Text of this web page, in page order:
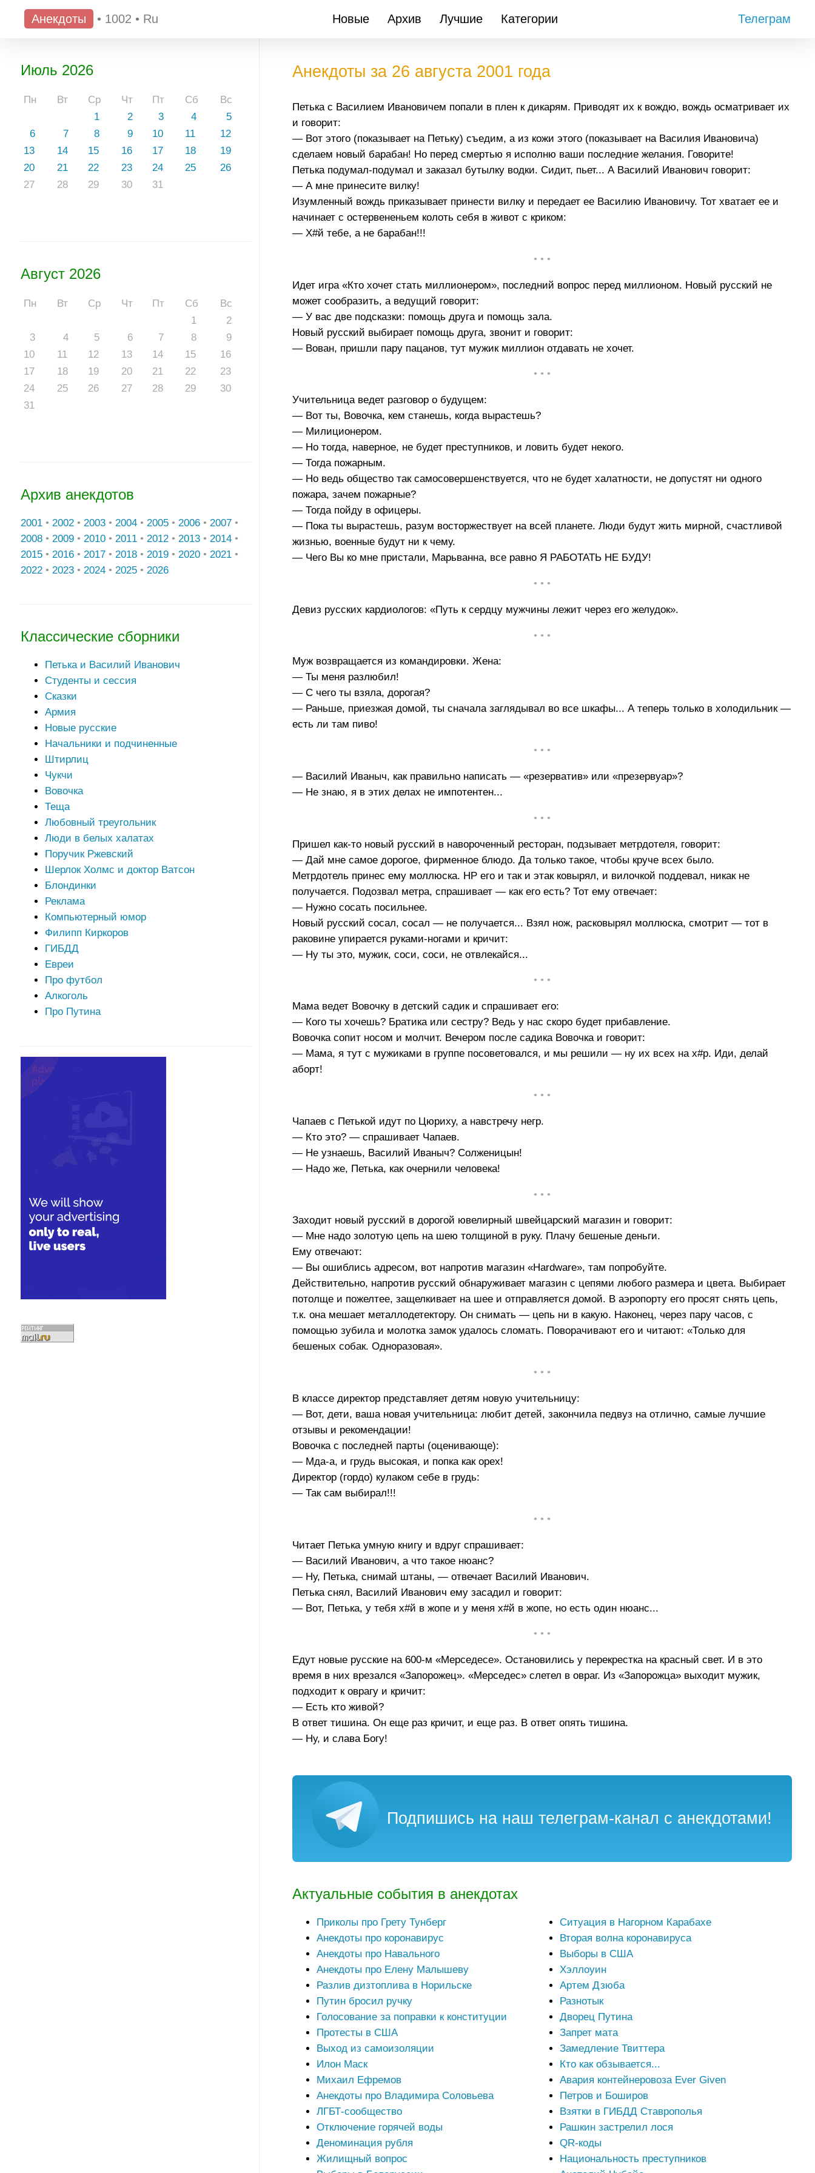
Анекдоты • 1002 • Ru Новые Архив Лучшие Категории Телеграм
Июль 2026
Пн Вт Ср Чт Пт Сб
Вс
1
2 3 4
5
6
7 8 9 10 11
12
13
14 15 16 17 18
19
20
21 22 23 24 25
26
27
28 29 30 31
Август 2026
Пн Вт Ср Чт Пт Сб
Вс
1
2
3
4 5 6 7 8
9
10
11 12 13 14 15
16
17
18 19 20 21 22
23
24
25 26 27 28 29
30
31
Архив анекдотов
2001 • 2002 • 2003 • 2004 • 2005 • 2006 • 2007 •
2008 • 2009 • 2010 • 2011 • 2012 • 2013 • 2014 •
2015 • 2016 • 2017 • 2018 • 2019 • 2020 • 2021 •
2022 • 2023 • 2024 • 2025 • 2026
Классические сборники
Петька и Василий Иванович
Студенты и сессия
Сказки
Армия
Новые русские
Начальники и подчиненные
Штирлиц
Чукчи
Вовочка
Теща
Любовный треугольник
Люди в белых халатах
Поручик Ржевский
Шерлок Холмс и доктор Ватсон
Блондинки
Реклама
Компьютерный юмор
Филипп Киркоров
ГИБДД
Евреи
Про футбол
Алкоголь
Про Путина
Анекдоты за 26 августа 2001 года
Петька с Василием Ивановичем попали в плен к дикарям. Приводят их к вождю, вождь осматривает их
и говорит:
— Вот этого (показывает на Петьку) съедим, а из кожи этого (показывает на Василия Ивановича)
сделаем новый барабан! Но перед смертью я исполню ваши последние желания. Говорите!
Петька подумал-подумал и заказал бутылку водки. Сидит, пьет... А Василий Иванович говорит:
— А мне принесите вилку!
Изумленный вождь приказывает принести вилку и передает ее Василию Ивановичу. Тот хватает ее и
начинает с остервененьем колоть себя в живот с криком:
— Х#й тебе, а не барабан!!!
• • •
Идет игра «Кто хочет стать миллионером», последний вопрос перед миллионом. Новый русский не
может сообразить, а ведущий говорит:
— У вас две подсказки: помощь друга и помощь зала.
Новый русский выбирает помощь друга, звонит и говорит:
— Вован, пришли пару пацанов, тут мужик миллион отдавать не хочет.
• • •
Учительница ведет разговор о будущем:
— Вот ты, Вовочка, кем станешь, когда вырастешь?
— Милиционером.
— Но тогда, наверное, не будет преступников, и ловить будет некого.
— Тогда пожарным.
— Но ведь общество так самосовершенствуется, что не будет халатности, не допустят ни одного
пожара, зачем пожарные?
— Тогда пойду в офицеры.
— Пока ты вырастешь, разум восторжествует на всей планете. Люди будут жить мирной, счастливой
жизнью, военные будут ни к чему.
— Чего Вы ко мне пристали, Марьванна, все равно Я РАБОТАТЬ НЕ БУДУ!
• • •
Девиз русских кардиологов: «Путь к сердцу мужчины лежит через его желудок».
• • •
Муж возвращается из командировки. Жена:
— Ты меня разлюбил!
— С чего ты взяла, дорогая?
— Раньше, приезжая домой, ты сначала заглядывал во все шкафы... А теперь только в холодильник —
есть ли там пиво!
• • •
— Василий Иваныч, как правильно написать — «резерватив» или «презервуар»?
— Не знаю, я в этих делах не импотентен...
• • •
Пришел как-то новый русский в навороченный ресторан, подзывает метрдотеля, говорит:
— Дай мне самое дорогое, фирменное блюдо. Да только такое, чтобы круче всех было.
Метрдотель принес ему моллюска. НР его и так и этак ковырял, и вилочкой поддевал, никак не
получается. Подозвал метра, спрашивает — как его есть? Тот ему отвечает:
— Нужно сосать посильнее.
Новый русский сосал, сосал — не получается... Взял нож, расковырял моллюска, смотрит — тот в
раковине упирается руками-ногами и кричит:
— Ну ты это, мужик, соси, соси, не отвлекайся...
• • •
Мама ведет Вовочку в детский садик и спрашивает его:
— Кого ты хочешь? Братика или сестру? Ведь у нас скоро будет прибавление.
Вовочка сопит носом и молчит. Вечером после садика Вовочка и говорит:
— Мама, я тут с мужиками в группе посоветовался, и мы решили — ну их всех на х#р. Иди, делай
аборт!
• • •
Чапаев с Петькой идут по Цюриху, а навстречу негр.
— Кто это? — спрашивает Чапаев.
— Не узнаешь, Василий Иваныч? Солженицын!
— Надо же, Петька, как очернили человека!
• • •
Заходит новый русский в дорогой ювелирный швейцарский магазин и говорит:
— Мне надо золотую цепь на шею толщиной в руку. Плачу бешеные деньги.
Ему отвечают:
— Вы ошиблись адресом, вот напротив магазин «Hardware», там попробуйте.
Действительно, напротив русский обнаруживает магазин с цепями любого размера и цвета. Выбирает
потолще и пожелтее, защелкивает на шее и отправляется домой. В аэропорту его просят снять цепь,
т.к. она мешает металлодетектору. Он снимать — цепь ни в какую. Наконец, через пару часов, с
помощью зубила и молотка замок удалось сломать. Поворачивают его и читают: «Только для
бешеных собак. Одноразовая».
• • •
В классе директор представляет детям новую учительницу:
— Вот, дети, ваша новая учительница: любит детей, закончила педвуз на отлично, самые лучшие
отзывы и рекомендации!
Вовочка с последней парты (оценивающе):
— Мда-а, и грудь высокая, и попка как орех!
Директор (гордо) кулаком себе в грудь:
— Так сам выбирал!!!
• • •
Читает Петька умную книгу и вдруг спрашивает:
— Василий Иванович, а что такое нюанс?
— Ну, Петька, снимай штаны, — отвечает Василий Иванович.
Петька снял, Василий Иванович ему засадил и говорит:
— Вот, Петька, у тебя х#й в жопе и у меня х#й в жопе, но есть один нюанс...
• • •
Едут новые русские на 600-м «Мерседесе». Остановились у перекрестка на красный свет. И в это
время в них врезался «Запорожец». «Мерседес» слетел в овраг. Из «Запорожца» выходит мужик,
подходит к оврагу и кричит:
— Есть кто живой?
В ответ тишина. Он еще раз кричит, и еще раз. В ответ опять тишина.
— Ну, и слава Богу!
Подпишись на наш телеграм-канал с анекдотами!
Актуальные события в анекдотах
Приколы про Грету Тунберг
Анекдоты про коронавирус
Анекдоты про Навального
Анекдоты про Елену Малышеву
Разлив дизтоплива в Норильске
Путин бросил ручку
Голосование за поправки к конституции
Протесты в США
Выход из самоизоляции
Илон Маск
Михаил Ефремов
Анекдоты про Владимира Соловьева
ЛГБТ-сообщество
Отключение горячей воды
Деноминация рубля
Жилищный вопрос
Ситуация в Нагорном Карабахе
Вторая волна коронавируса
Выборы в США
Хэллоуин
Артем Дзюба
Разнотык
Дворец Путина
Запрет мата
Замедление Твиттера
Кто как обзывается...
Авария контейнеровоза Ever Given
Петров и Боширов
Взятки в ГИБДД Ставрополья
Рашкин застрелил лося
QR-коды
Национальность преступников